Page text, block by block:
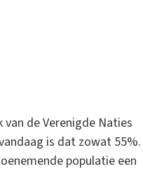
de Verenigde Naties
is dat zowat 55%.
populatie een